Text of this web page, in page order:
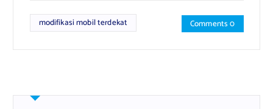
modifikasi mobil terdekat Comments 0